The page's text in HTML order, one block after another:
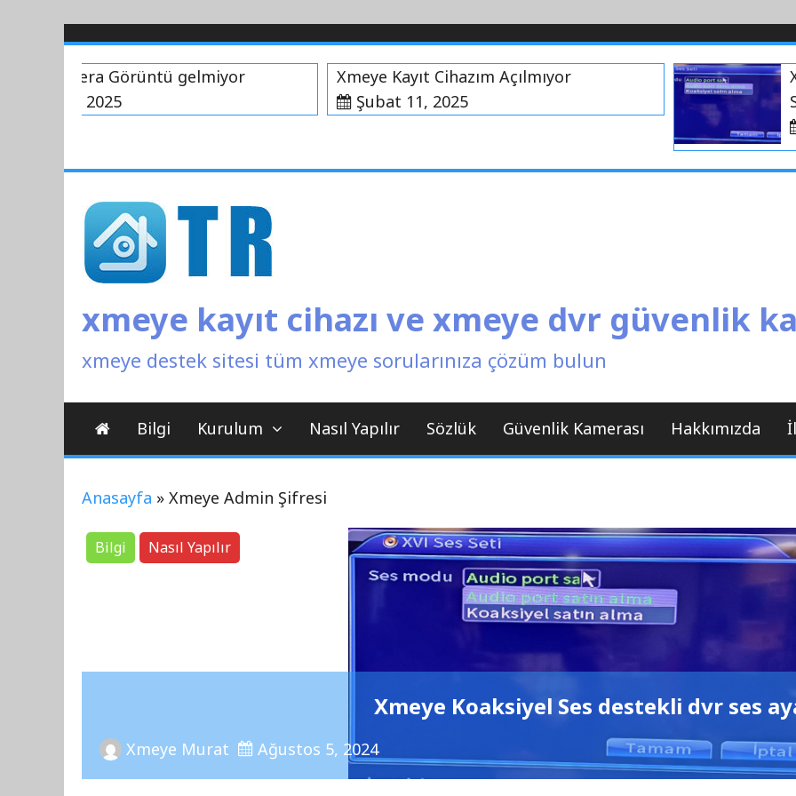
Geç
Kamera Görüntü gelmiyor
13, 2025
Xmeye Kayıt Cihazım Açılmıyor
Şubat 11, 2025
xmeye kayıt cihazı ve xmeye dvr güvenlik
xmeye destek sitesi tüm xmeye sorularınıza çözüm bulun
Bilgi Kurulum Nasıl Yapılır Sözlük Güvenlik Kamerası Hakkımızda
Anasayfa » Xmeye Admin Şifresi
Bilgi Nasıl Yapılır
Xmeye Koaksiyel Ses destekli dvr ses
Xmeye Murat Ağustos 5, 2024